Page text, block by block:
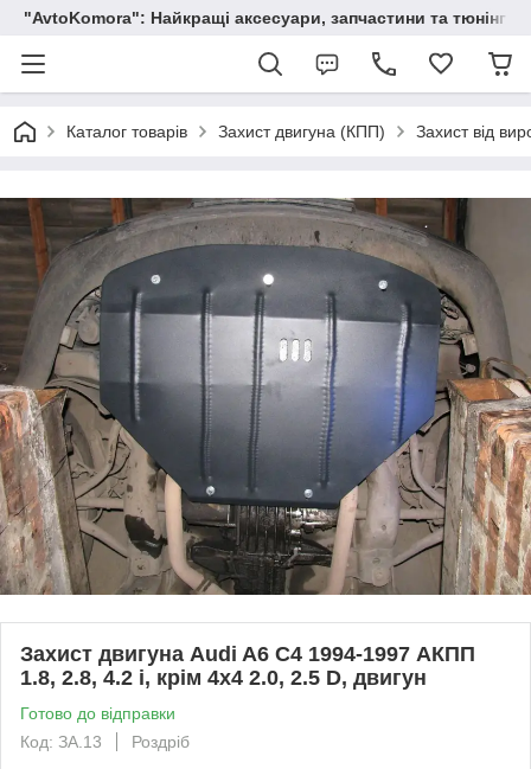
"AvtoKomora": Найкращі аксесуари, запчастини та тюнінг
Каталог товарів Захист двигуна (КПП) Захист від
Захист двигуна Audi A6 C4 1994-1997 АКПП
1.8, 2.8, 4.2 i, крім 4х4 2.0, 2.5 D, двигун
Готово до відправки
Код: ЗА.13
Роздріб